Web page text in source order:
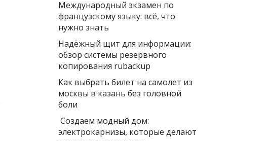
Международный экзамен по
французскому языку: всё, что
нужно знать
Надёжный щит для информации:
обзор системы резервного
копирования rubackup
Как выбрать билет на самолет из
москвы в казань без головной
боли
Создаем модный дом:
электрокарнизы, которые делают